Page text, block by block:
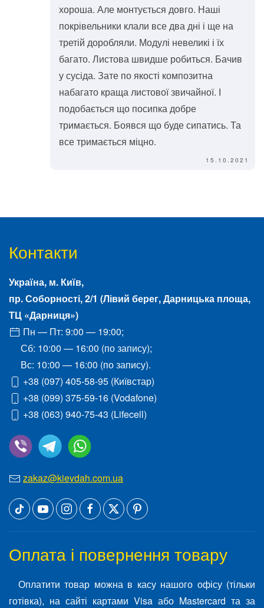
хороша. Але монтується довго. Наші
покрівельники клали все два дні і ще на
третій доробляли. Модулі невеликі і їх
багато. Листова швидше робиться. Бачив
у сусіда. Зате по якості композитна
набагато краща листової звичайної. І
подобається що посипка добре
тримається. Боявся що буде сипатись. Та
все тримається міцно.
15.10.2021
Контакти
Україна, м. Київ,
пр. Соборності, 2/1 (Лівий берег, Дарницька площа,
ТЦ «Дарниця»)
Пн — Пт: 9:00 — 19:00;
Сб: 10:00 — 16:00 (по запису);
Вс: 10:00 — 16:00 (по запису).
+38 (097) 405-58-95 (Київстар)
+38 (099) 375-59-16 (Vodafone)
+38 (063) 940-75-43 (Lifecell)
zakaz@kievdah.com.ua
Оплата і повернення товару
Оплатити товар можна в касу нашого офісу (тільки
готівка), на сайті картами Visa або Mastercard та за